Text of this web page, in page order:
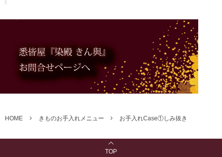
HOME きものお手入れメニュー お手入れCase①しみ抜き
TOP